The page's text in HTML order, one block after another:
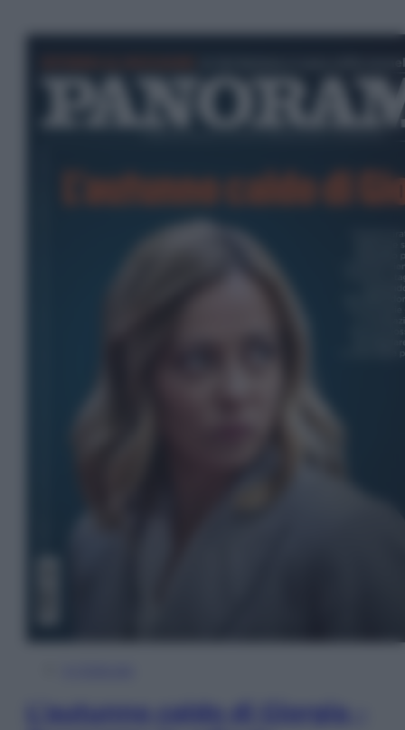
L’autunno caldo di Giorgia –